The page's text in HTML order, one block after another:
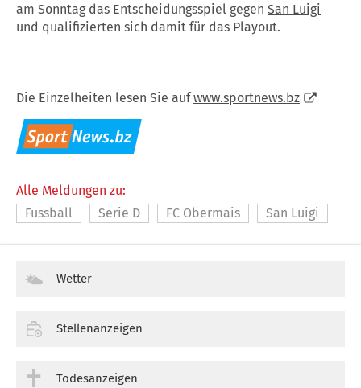
am Sonntag das Entscheidungsspiel gegen San Luigi
und qualifizierten sich damit für das Playout.
Die Einzelheiten lesen Sie aufwww.sportnews.bz
Alle Meldungen zu:
Fussball
Serie D FC Obermais San Luigi
Wetter
Stellenanzeigen
Todesanzeigen